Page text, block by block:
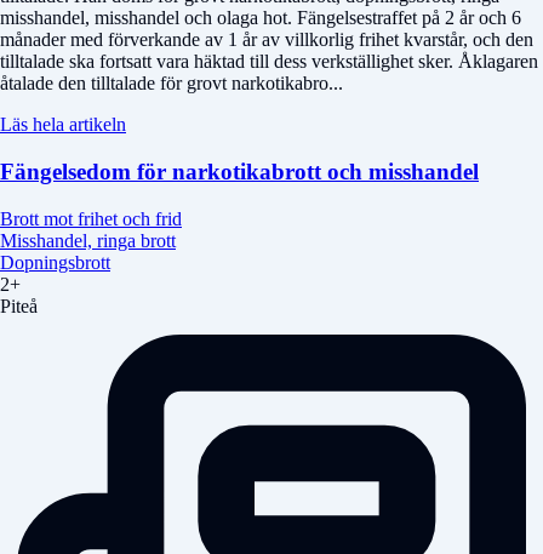
misshandel, misshandel och olaga hot. Fängelsestraffet på 2 år och 6
månader med förverkande av 1 år av villkorlig frihet kvarstår, och den
tilltalade ska fortsatt vara häktad till dess verkställighet sker. Åklagaren
åtalade den tilltalade för grovt narkotikabro...
Läs hela artikeln
Fängelsedom för narkotikabrott och misshandel
Brott mot frihet och frid
Misshandel, ringa brott
Dopningsbrott
2+
Piteå